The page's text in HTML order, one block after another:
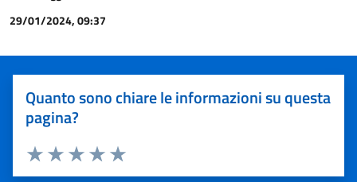
29/01/2024, 09:37
Quanto sono chiare le informazioni su questa
pagina?
Valuta 5 stelle su 5
Valuta 4 stelle su 5
Valuta 3 stelle su 5
Valuta 2 stelle su 5
Valuta 1 stelle su 5